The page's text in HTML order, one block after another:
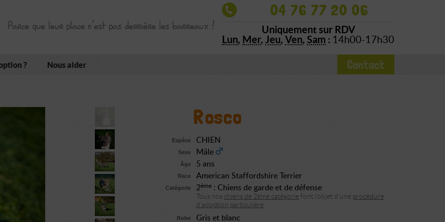
Parce que leur place n’est pas derrière les barreaux !
04 76 77 20 06
Uniquement sur RDV
Lun, Mer, Jeu, Ven, Sam : 14h00-17h30
? Nous aider Contact
Rosco
Espèce CHIEN
Sexe Mâle
Âge 5 ans
Race American Staffordshire Terrier
Catégorie 2ème: Chiens de garde et de défense
Tous nos chiens de 2ème catégorie font l'objet d'une procédure
d'adoption particulière
Robe Gris et blanc